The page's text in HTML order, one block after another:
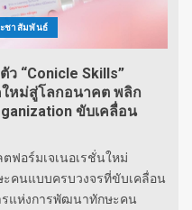
ชาสัมพันธ์
ว “Conicle Skills”
หม่สู่โลกอนาคต พลิก
ขับเคลื่อน
ฟอร์มเจเนอเรชั่นใหม่
ะคนแบบครบวงจรที่ขับเคลื่อน
รแห่งการพัฒนาทักษะคน